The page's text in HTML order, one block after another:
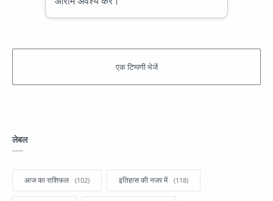
लेबल
आज का राशिफल इतिहास की नजर में